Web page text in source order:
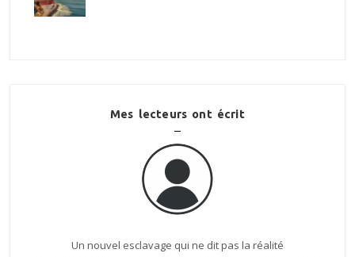
Mes lecteurs ont écrit
qui ne dit pas la réalité Le Temps long